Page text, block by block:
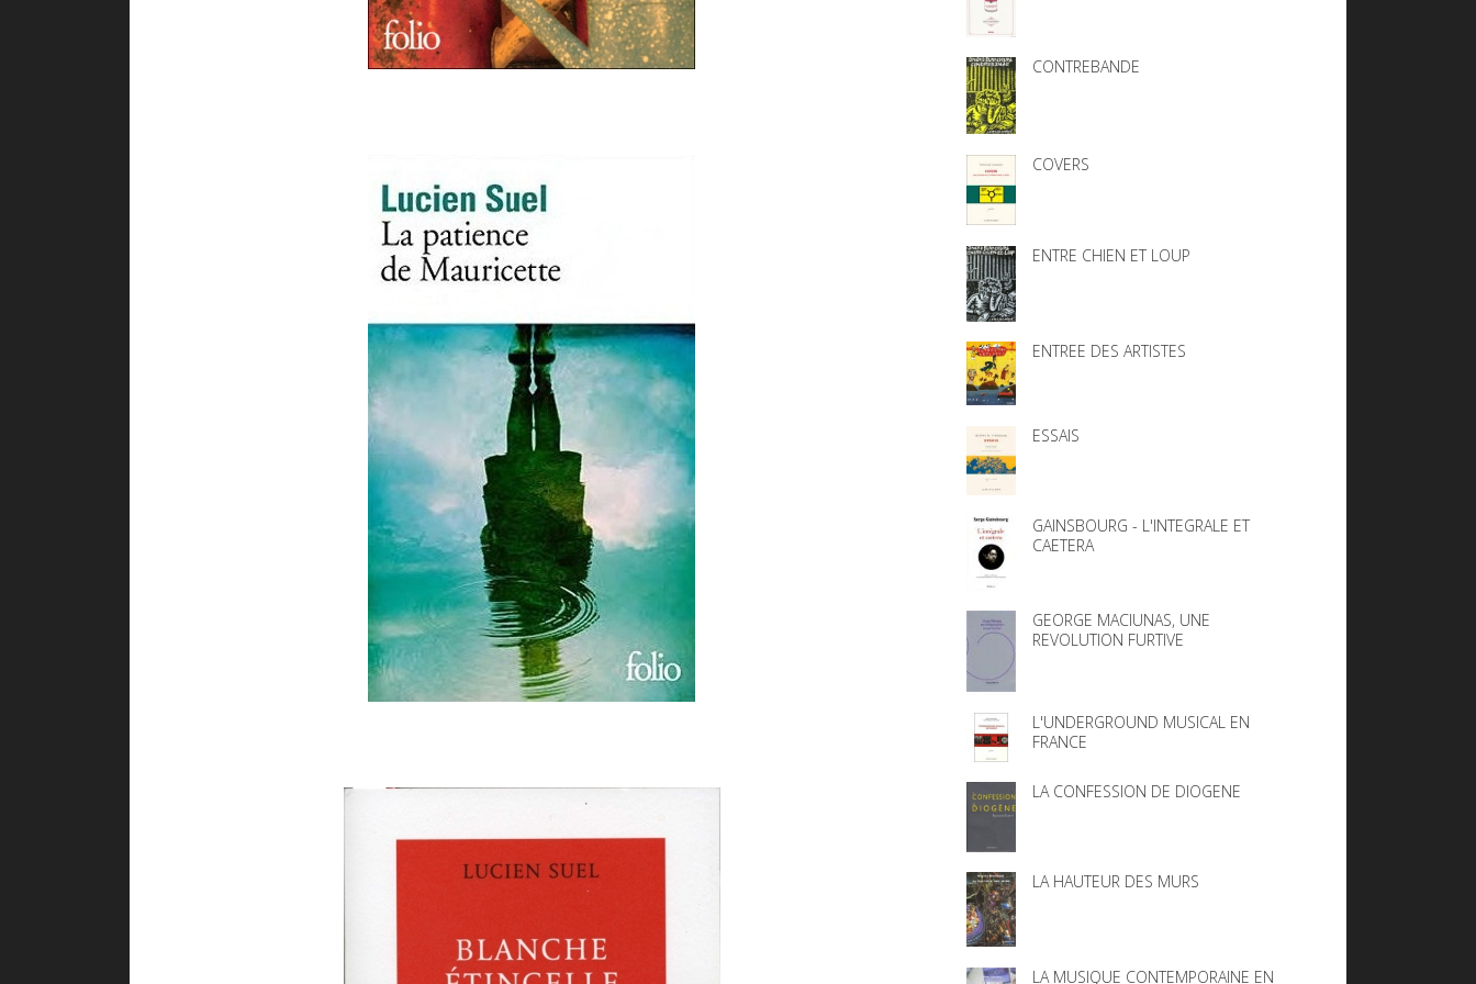
CONTREBANDE
COVERS
ENTRE CHIEN ET LOUP
ENTREE DES ARTISTES
ESSAIS
GAINSBOURG - L'INTEGRALE ET
CAETERA
GEORGE MACIUNAS, UNE
REVOLUTION FURTIVE
L'UNDERGROUND MUSICAL EN
FRANCE
LA CONFESSION DE DIOGENE
LA HAUTEUR DES MURS
LA MUSIQUE CONTEMPORAINE EN